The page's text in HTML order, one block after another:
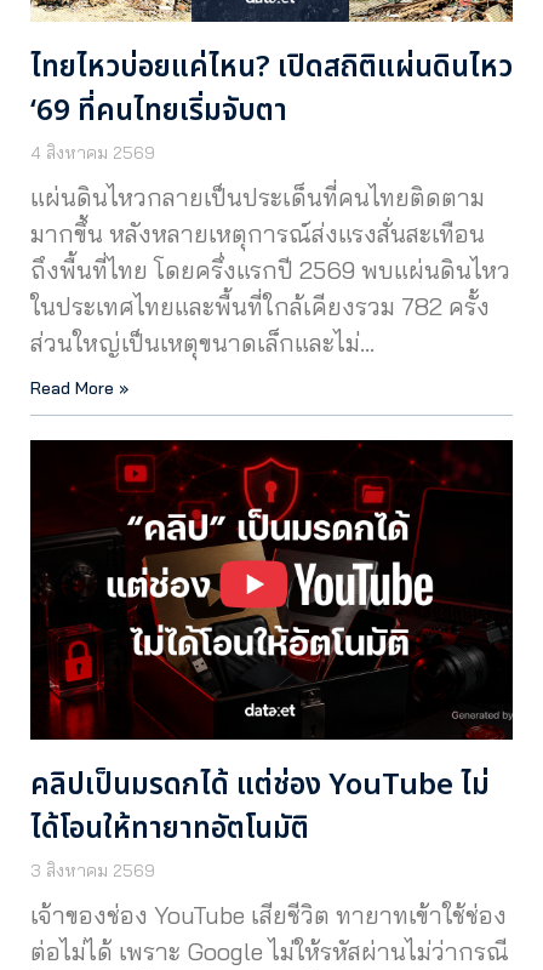
ไทยไหวบ่อยแค่ไหน? เปิดสถิติแผ่นดินไหว
‘69 ที่คนไทยเริ่มจับตา
4 สิงหาคม 2569
แผ่นดินไหวกลายเป็นประเด็นที่คนไทยติดตาม
มากขึ้น หลังหลายเหตุการณ์ส่งแรงสั่นสะเทือน
ถึงพื้นที่ไทย โดยครึ่งแรกปี 2569 พบแผ่นดินไหว
ในประเทศไทยและพื้นที่ใกล้เคียงรวม 782 ครั้ง
ส่วนใหญ่เป็นเหตุขนาดเล็กและไม่…
Read More »
คลิปเป็นมรดกได้ แต่ช่อง YouTube ไม่
ได้โอนให้ทายาทอัตโนมัติ
3 สิงหาคม 2569
เจ้าของช่อง YouTube เสียชีวิต ทายาทเข้าใช้ช่อง
ต่อไม่ได้ เพราะ Google ไม่ให้รหัสผ่านไม่ว่ากรณี